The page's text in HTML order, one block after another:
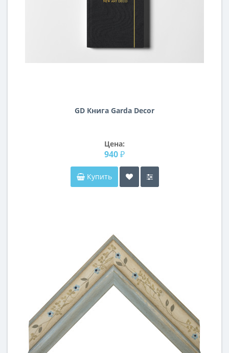
GD Книга Garda Decor
Цена:
940 ₽
Купить